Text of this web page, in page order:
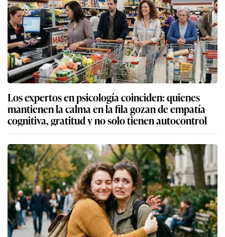
Los expertos en psicología coinciden: quienes
mantienen la calma en la fila gozan de empatía
cognitiva, gratitud y no solo tienen autocontrol